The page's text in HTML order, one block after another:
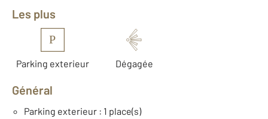
Les plus
P
Parking exterieur Dégagée
Général
Parking exterieur : 1 place(s)